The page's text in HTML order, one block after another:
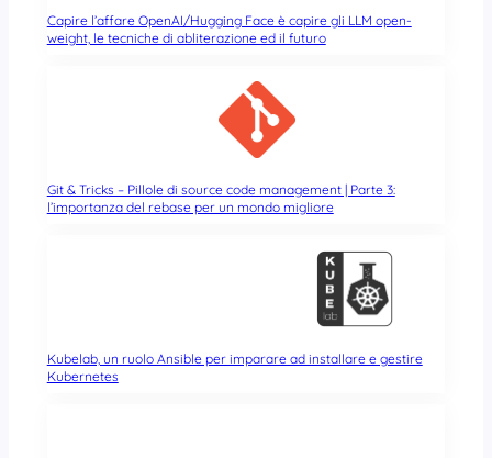
Capire l’affare OpenAI/Hugging Face è capire gli LLM open-
weight, le tecniche di abliterazione ed il futuro
Git & Tricks – Pillole di source code management | Parte 3:
l’importanza del rebase per un mondo migliore
Kubelab, un ruolo Ansible per imparare ad installare e gestire
Kubernetes